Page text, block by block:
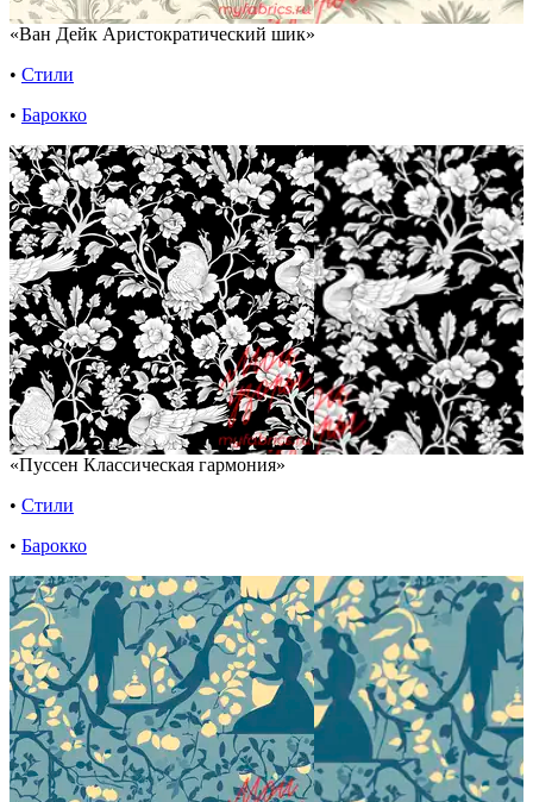
«Ван Дейк Аристократический шик»
• Стили
• Барокко
«Пуссен Классическая гармония»
• Стили
• Барокко